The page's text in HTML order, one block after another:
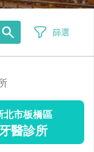
篩選
北市板橋區
牙醫診所